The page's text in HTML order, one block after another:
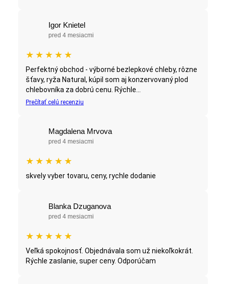
Igor Knietel
pred 4 mesiacmi
★ ★ ★ ★ ★
Perfektný obchod - výborné bezlepkové chleby, rôzne
šťavy, ryža Natural, kúpil som aj konzervovaný plod
chlebovníka za dobrú cenu. Rýchle...
Prečítať celú recenziu
Magdalena Mrvova
pred 4 mesiacmi
★ ★ ★ ★ ★
skvely vyber tovaru, ceny, rychle dodanie
Blanka Dzuganova
pred 4 mesiacmi
★ ★ ★ ★ ★
Veľká spokojnosť. Objednávala som už niekoľkokrát.
Rýchle zaslanie, super ceny. Odporúčam